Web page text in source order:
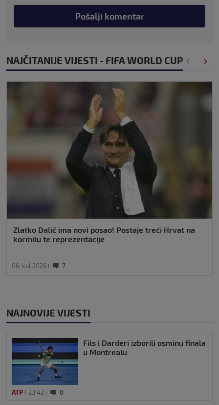
Pošalji komentar
NAJČITANIJE VIJESTI - FIFA WORLD CUP
Zlatko Dalić ima novi posao! Postaje treći Hrvat na
kormilu te reprezentacije
06. kol 2026 7
NAJNOVIJE VIJESTI
Fils i Darderi izborili osminu finala
u Montrealu
ATP 23:42 0